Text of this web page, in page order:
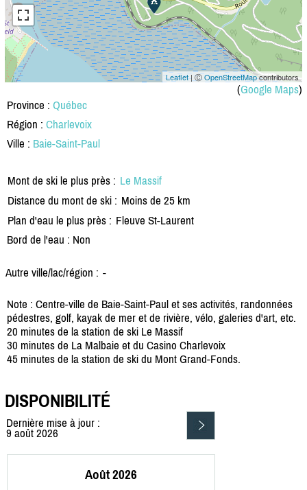
Leaflet| ⒸOpenStreetMapcontributors
(Google Maps)
Province : Québec
Région : Charlevoix
Ville : Baie-Saint-Paul
Mont de ski le plus près : Le Massif
Distance du mont de ski : Moins de 25 km
Plan d'eau le plus près : Fleuve St-Laurent
Bord de l'eau : Non
Autre ville/lac/région : -
Note : Centre-ville de Baie-Saint-Paul et ses activités, randonnées
pédestres, golf, kayak de mer et de rivière, vélo, galeries d'art, etc.
20 minutes de la station de ski Le Massif
30 minutes de La Malbaie et du Casino Charlevoix
45 minutes de la station de ski du Mont Grand-Fonds.
DISPONIBILITÉ
Dernière mise à jour :
9 août 2026
Août 2026